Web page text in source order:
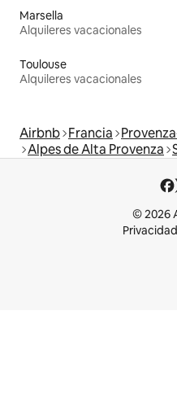
Marsella
Alquileres vacacionales
Toulouse
Alquileres vacacionales
Airbnb Francia
Alpes de Alta Provenza
© 2026
Privacidad